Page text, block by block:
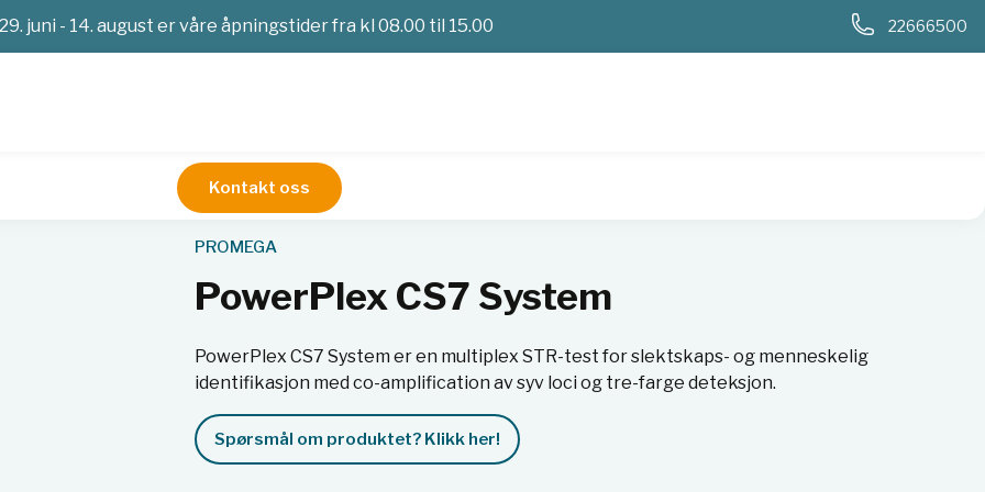
29. juni - 14. august er våre åpningstider fra kl 08.00 til 15.00 22666500
Kontakt oss
PowerPlex CS7 System
PROMEGA
PowerPlex CS7 System
PowerPlex CS7 System er en multiplex STR-test for slektskaps- og menneskelig
identifikasjon med co-amplification av syv loci og tre-farge deteksjon.
Spørsmål om produktet? Klikk her!